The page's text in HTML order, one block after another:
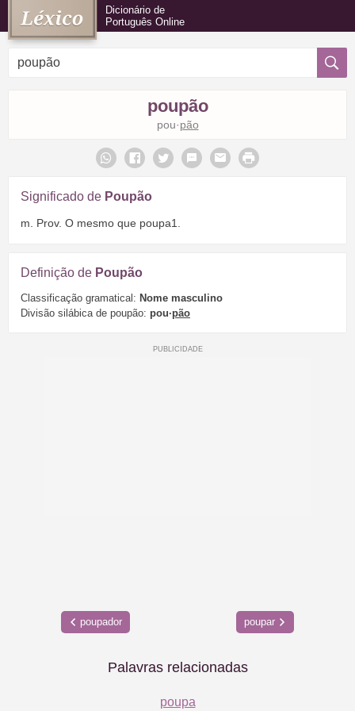
Dicionário de
Português Online
poupão
pou·pão
Significado de Poupão
m. Prov. O mesmo que poupa1.
Definição de Poupão
Classificação gramatical: Nome masculino
Divisão silábica de poupão: pou·pão
poupador poupar
Palavras relacionadas
poupa